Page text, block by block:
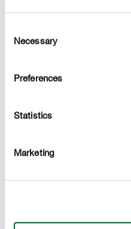
Selection
Necessary
Preferences
Statistics
Marketing
Za hitro regeneracijo v
skozi liste
madežev vodnega